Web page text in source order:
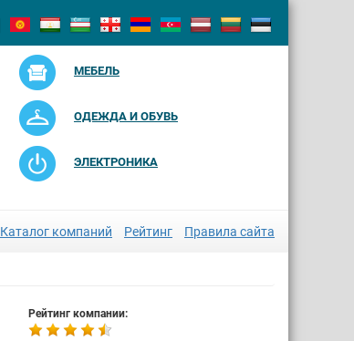
МЕБЕЛЬ
ОДЕЖДА И ОБУВЬ
ЭЛЕКТРОНИКА
Каталог компаний Рейтинг Правила сайта
Рейтинг компании: